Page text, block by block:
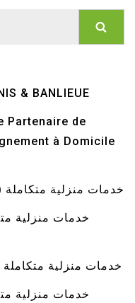
& BANLIEUE
Partenaire de
à Domicile
خدمات منزلية
خدمات منزلية
خدمات منزلية
خدمات منزلية